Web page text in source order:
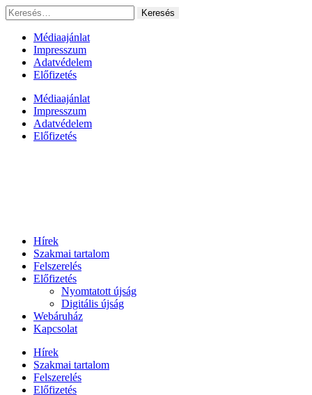
Ugrás
a
tartalomhoz
Keresés:
Médiaajánlat
Impresszum
Adatvédelem
Előfizetés
Médiaajánlat
Impresszum
Adatvédelem
Előfizetés
Hírek
Szakmai tartalom
Felszerelés
Előfizetés
Nyomtatott újság
Digitális újság
Webáruház
Kapcsolat
Hírek
Szakmai tartalom
Felszerelés
Előfizetés